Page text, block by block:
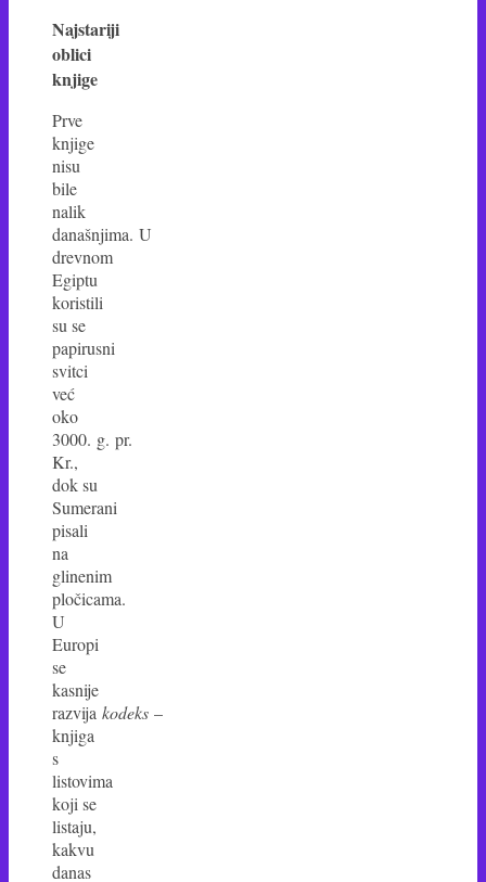
Najstariji
oblici
knjige
Prve
knjige
nisu
bile
nalik
današnjima. U
drevnom
Egiptu
koristili
su se
papirusni
svitci
već
oko
3000. g. pr.
Kr.,
dok su
Sumerani
pisali
na
glinenim
pločicama.
U
Europi
se
kasnije
razvija kodeks –
knjiga
s
listovima
koji se
listaju,
kakvu
danas